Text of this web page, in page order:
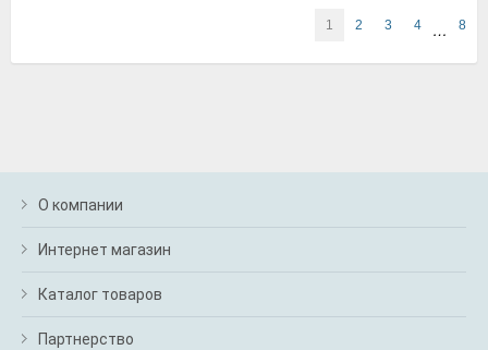
1 2 3 4 … 8
О компании
Интернет магазин
Каталог товаров
Партнерство